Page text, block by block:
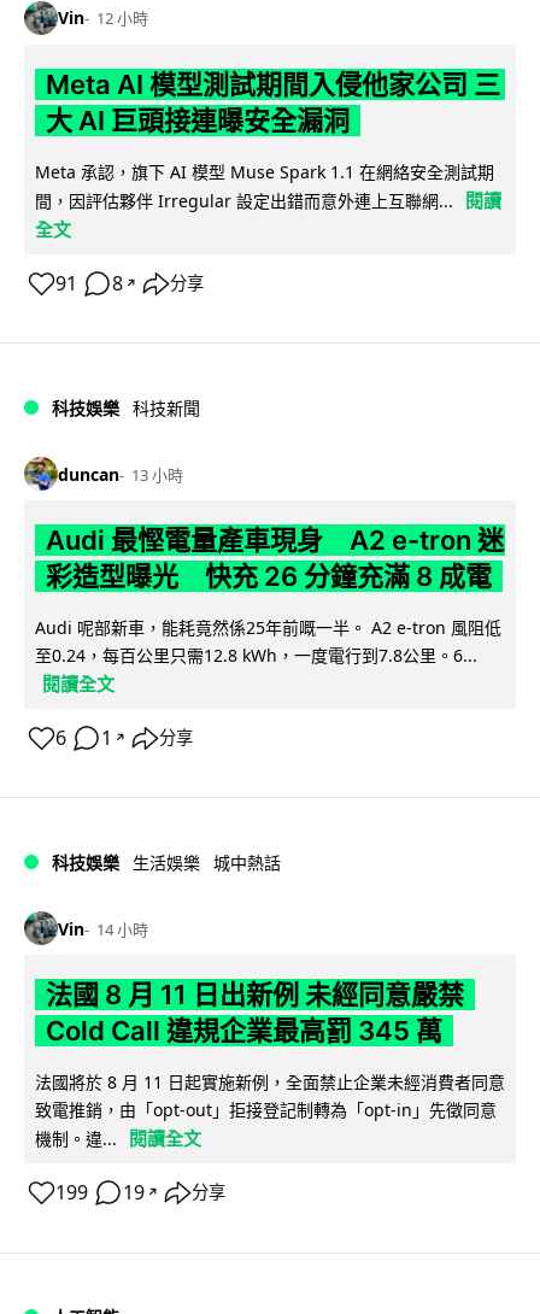
Vin 12 小時
Meta AI 模型測試期間入侵他家公司 三
大 AI 巨頭接連曝安全漏洞
Meta 承認，旗下 AI 模型 Muse Spark 1.1 在網絡安全測試期
間，因評估夥伴 Irregular 設定出錯而意外連上互聯網...
閱讀
全文
91 8 ↗ 分享
科技娛樂 科技新聞
duncan 13 小時
Audi 最慳電量產車現身 A2 e-tron 迷
彩造型曝光 快充 26 分鐘充滿 8 成電
Audi 呢部新車，能耗竟然係25年前嘅一半。 A2 e-tron 風阻低
至0.24，每百公里只需12.8 kWh，一度電行到7.8公里。6...
閱讀全文
6 1 ↗ 分享
科技娛樂 生活娛樂 城中熱話
Vin 14 小時
法國 8 月 11 日出新例 未經同意嚴禁
Cold Call 違規企業最高罰 345 萬
法國將於 8 月 11 日起實施新例，全面禁止企業未經消費者同意
致電推銷，由「opt-out」拒接登記制轉為「opt-in」先徵同意
機制。違...
閱讀全文
199 19 ↗ 分享